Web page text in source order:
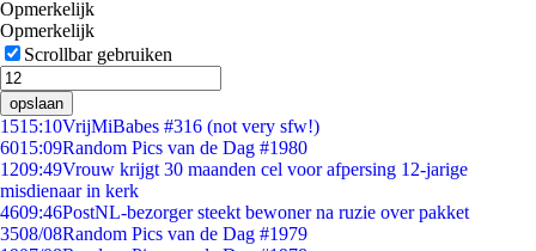
Opmerkelijk
Opmerkelijk
Scrollbar gebruiken
opslaan
1515:10VrijMiBabes #316 (not very sfw!)
6015:09Random Pics van de Dag #1980
1209:49Vrouw krijgt 30 maanden cel voor afpersing 12-jarige
misdienaar in kerk
4609:46PostNL-bezorger steekt bewoner na ruzie over pakket
3508/08Random Pics van de Dag #1979